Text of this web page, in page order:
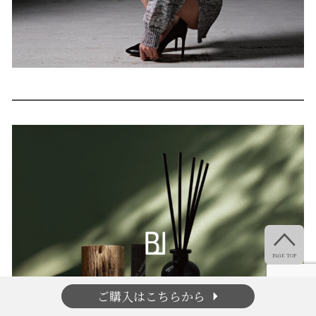
ご購入はこちらから arrow_right

PAGE TOP